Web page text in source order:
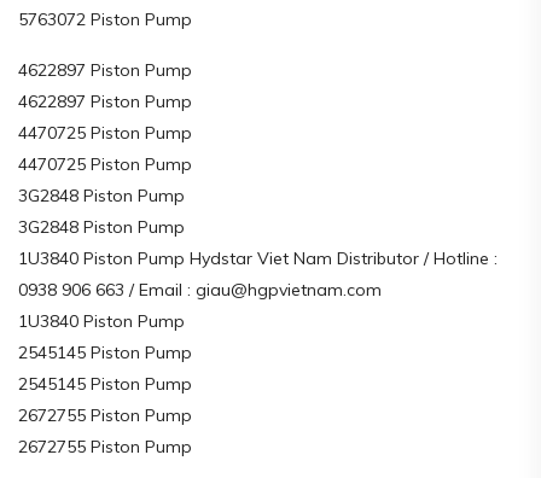
5763072 Piston Pump
4622897 Piston Pump
4622897 Piston Pump
4470725 Piston Pump
4470725 Piston Pump
3G2848 Piston Pump
3G2848 Piston Pump
1U3840 Piston Pump Hydstar Viet Nam Distributor / Hotline :
0938 906 663 / Email : giau@hgpvietnam.com
1U3840 Piston Pump
2545145 Piston Pump
2545145 Piston Pump
2672755 Piston Pump
2672755 Piston Pump